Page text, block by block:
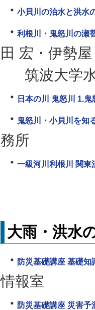
小貝川の治水と洪水
利根川・鬼怒川の瀬
田 宏・伊勢
筑波大学
日本の川 鬼怒川 1.
鬼怒川・小貝川を知
務所
一級河川利根川 関東
大雨・洪水
防災基礎講座 基礎知
情報室
防災基礎講座 災害予